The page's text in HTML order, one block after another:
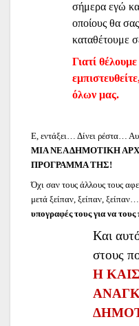
σήμερα εγώ
οποίους θα
καταθέτουμε
Γιατί
όλων μας.
Ε, εντάξει… Δίνει ρέστα…
ΜΙΑ ΝΕΑ ΔΗΜΟΤΙΚΗ
ΠΡΟΓΡΑΜΜΑ ΤΗΣ!
Όχι σαν τους άλλους τους
μετά ξείπαν, ξείπαν,
υπογραφές τους για να
Και
στους
Η